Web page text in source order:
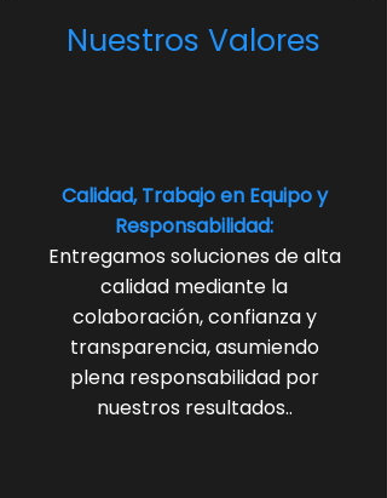
Nuestros Valores
Calidad, Trabajo en Equipo y
Responsabilidad:
Entregamos soluciones de alta
calidad mediante la
colaboración, confianza y
transparencia, asumiendo
plena responsabilidad por
nuestros resultados..